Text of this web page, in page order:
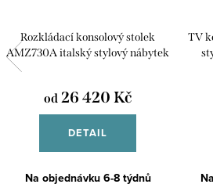
Rozkládací konsolový stolek
AMZ730A italský stylový nábytek
od26 420 Kč
DETAIL
Na objednávku 6-8 týdnů
TV